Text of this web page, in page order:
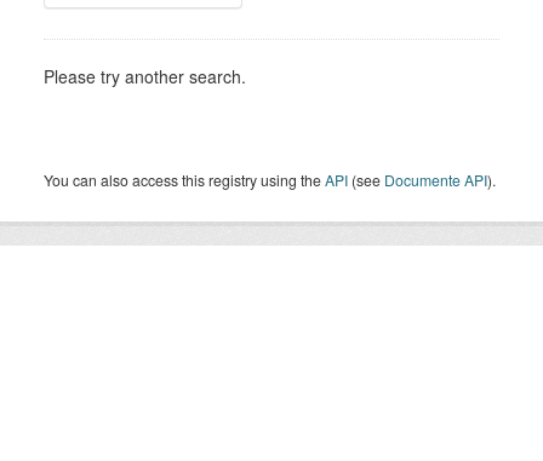
Please try another search.
You can also access this registry using theAPI (see Documente API).